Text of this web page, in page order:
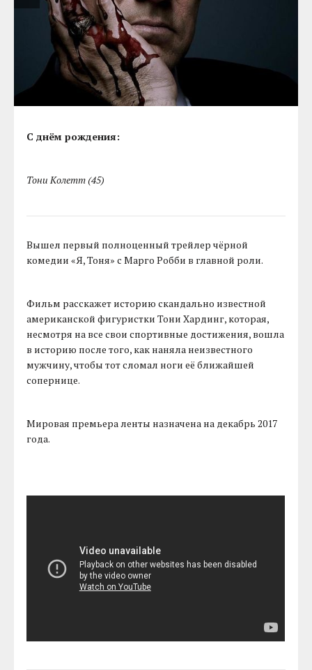
С днём рождения:
Тони Колетт (45)
Вышел первый полноценный трейлер чёрной
комедии «Я, Тоня» с Марго Робби в главной роли.
Фильм расскажет историю скандально известной
американской фигуристки Тони Хардинг, которая,
несмотря на все свои спортивные достижения, вошла
в историю после того, как наняла неизвестного
мужчину, чтобы тот сломал ноги её ближайшей
сопернице.
Мировая премьера ленты назначена на декабрь 2017
года.